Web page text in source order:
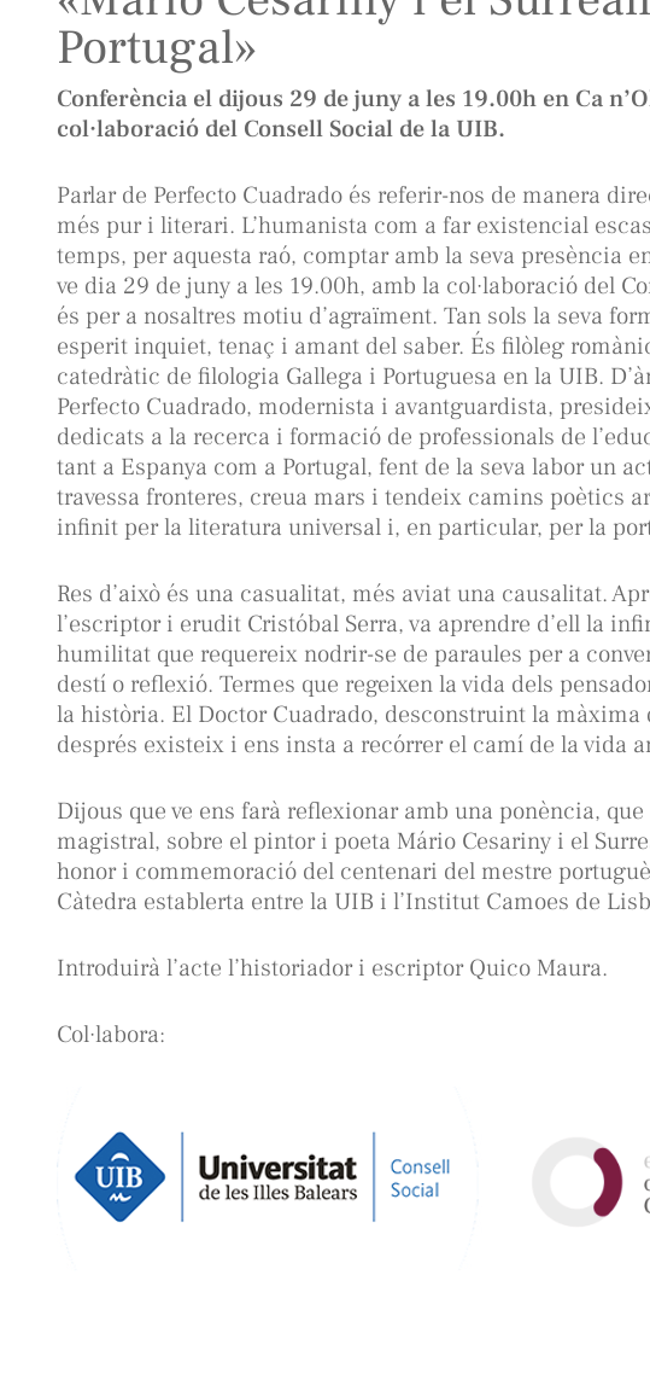
Portugal»
Conferència el dijous 29 de juny a les 19.00h en Ca
col·laboració del Consell Social de la UIB.
Parlar de Perfecto Cuadrado és referir-nos de manera
més pur i literari. L’humanista com a far existencial
temps, per aquesta raó, comptar amb la seva presència
ve dia 29 de juny a les 19.00h, amb la col·laboració del
és per a nosaltres motiu d’agraïment. Tan sols la seva
esperit inquiet, tenaç i amant del saber. És filòleg
catedràtic de filologia Gallega i Portuguesa en la UIB.
Perfecto Cuadrado, modernista i avantguardista,
dedicats a la recerca i formació de professionals de
tant a Espanya com a Portugal, fent de la seva labor un
travessa fronteres, creua mars i tendeix camins poètics
infinit per la literatura universal i, en particular, per la
Res d’això és una casualitat, més aviat una causalitat.
l’escriptor i erudit Cristóbal Serra, va aprendre d’ell la
humilitat que requereix nodrir-se de paraules per a
destí o reflexió. Termes que regeixen la vida dels
la història. El Doctor Cuadrado, desconstruint la màxima
després existeix i ens insta a recórrer el camí de la vida
Dijous que ve ens farà reflexionar amb una ponència,
magistral, sobre el pintor i poeta Mário Cesariny i el
honor i commemoració del centenari del mestre
Càtedra establerta entre la UIB i l’Institut Camoes de
Introduirà l’acte l’historiador i escriptor Quico Maura.
Col·labora: